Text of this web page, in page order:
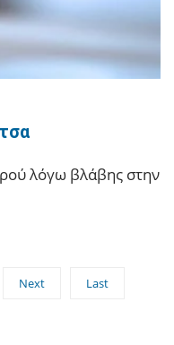
λόγω βλάβης στην
Next Last